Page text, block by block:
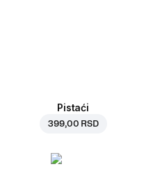
Pistaći
399,00 RSD